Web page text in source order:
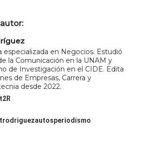
especializada en Negocios. Estudió
la Comunicación en la UNAM y
de Investigación en el CIDE. Edita
de Empresas, Carrera y
desde 2022.